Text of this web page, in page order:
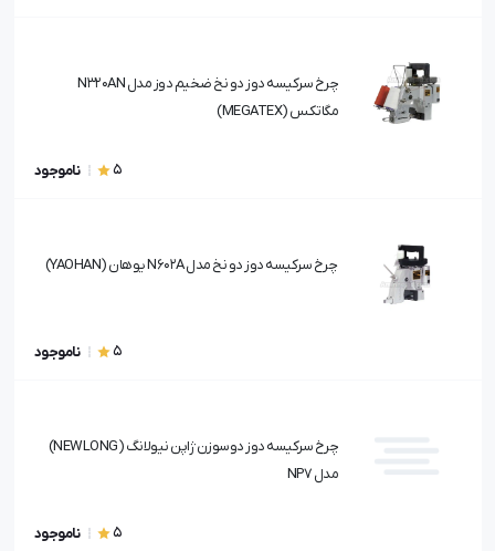
چرخ سرکیسه دوز دو نخ ضخیم دوز مدل N320AN
مگاتکس (MEGATEX)
5 ناموجود
چرخ سرکیسه دوز دو نخ مدل N602A یوهان (YAOHAN)
5 ناموجود
چرخ سرکیسه دوز دوسوزن ژاپن نیولانگ (NEWLONG)
مدل NP7
5 ناموجود